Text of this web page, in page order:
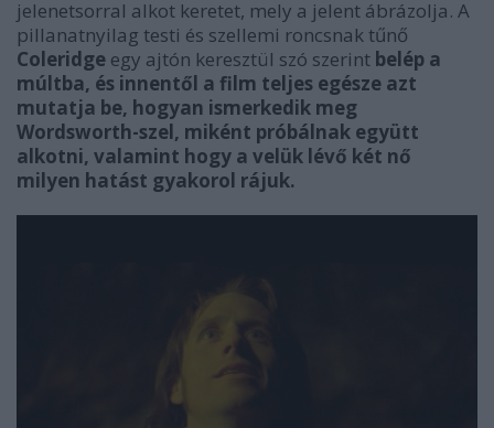
jelenetsorral alkot keretet, mely a jelent ábrázolja. A
pillanatnyilag testi és szellemi roncsnak tűnő
Coleridge egy ajtón keresztül szó szerint belép a
múltba, és innentől a film teljes egésze azt
mutatja be, hogyan ismerkedik meg
Wordsworth-szel, miként próbálnak együtt
alkotni, valamint hogy a velük lévő két nő
milyen hatást gyakorol rájuk.